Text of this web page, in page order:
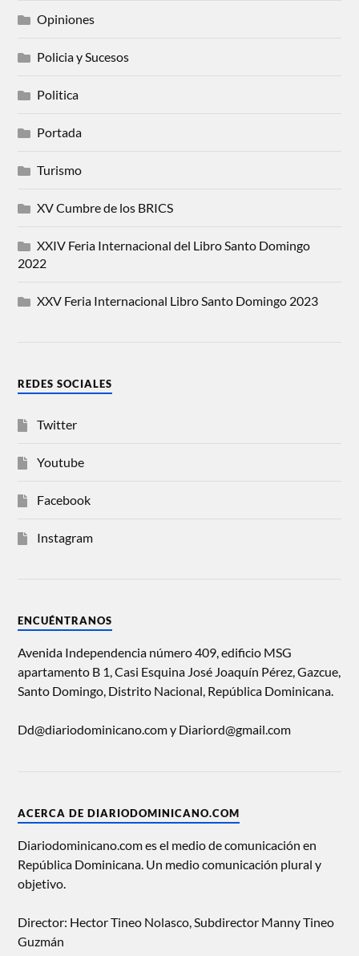
Opiniones
Policia y Sucesos
Politica
Portada
Turismo
XV Cumbre de los BRICS
XXIV Feria Internacional del Libro Santo Domingo
2022
XXV Feria Internacional Libro Santo Domingo 2023
REDES SOCIALES
Twitter
Youtube
Facebook
Instagram
ENCUÉNTRANOS
Avenida Independencia número 409, edificio MSG
apartamento B 1, Casi Esquina José Joaquín Pérez, Gazcue,
Santo Domingo, Distrito Nacional, República Dominicana.
Dd@diariodominicano.com y Diariord@gmail.com
ACERCA DE DIARIODOMINICANO.COM
Diariodominicano.com es el medio de comunicación en
República Dominicana. Un medio comunicación plural y
objetivo.
Director: Hector Tineo Nolasco, Subdirector Manny Tineo
Guzmán